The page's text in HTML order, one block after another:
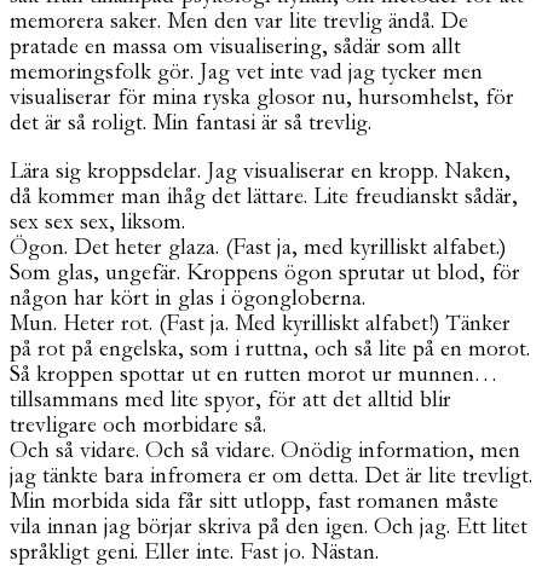
memorera saker. Men den var lite trevlig ändå. De
pratade en massa om visualisering, sådär som allt
memoringsfolk gör. Jag vet inte vad jag tycker men
visualiserar för mina ryska glosor nu, hursomhelst, för
det är så roligt. Min fantasi är så trevlig.
Lära sig kroppsdelar. Jag visualiserar en kropp. Naken,
då kommer man ihåg det lättare. Lite freudianskt sådär,
sex sex sex, liksom.
Ögon. Det heter glaza. (Fast ja, med kyrilliskt alfabet.)
Som glas, ungefär. Kroppens ögon sprutar ut blod, för
någon har kört in glas i ögongloberna.
Mun. Heter rot. (Fast ja. Med kyrilliskt alfabet!) Tänker
på rot på engelska, som i ruttna, och så lite på en morot.
Så kroppen spottar ut en rutten morot ur munnen…
tillsammans med lite spyor, för att det alltid blir
trevligare och morbidare så.
Och så vidare. Och så vidare. Onödig information, men
jag tänkte bara infromera er om detta. Det är lite trevligt.
Min morbida sida får sitt utlopp, fast romanen måste
vila innan jag börjar skriva på den igen. Och jag. Ett litet
språkligt geni. Eller inte. Fast jo. Nästan.